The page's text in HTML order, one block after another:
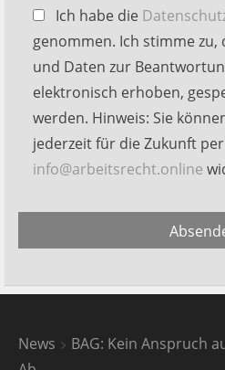
Bitte
lasse
dieses
Feld
leer.
Ich habe die
genommen. Ich stimme zu,
und Daten zur
elektronisch erhoben,
werden. Hinweis: Sie
jederzeit für die Zukunft per
info@arbeitsrecht.online
News
BAG: Kein Anspruch